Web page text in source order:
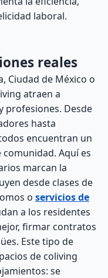
laboral.
reales
Ciudad de México o
atraen a
profesiones. Desde
hasta
encuentran un
Aquí es
marcan la
desde clases de
o servicios de
a los residentes
firmar contratos
Este tipo de
de coliving
se